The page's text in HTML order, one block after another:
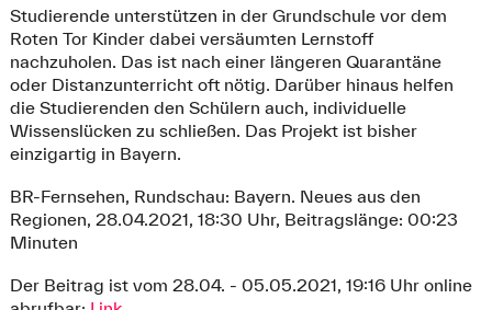
Studierende unterstützen in der Grundschule vor dem
Roten Tor Kinder dabei versäumten Lernstoff
nachzuholen. Das ist nach einer längeren Quarantäne
oder Distanzunterricht oft nötig. Darüber hinaus helfen
die Studierenden den Schülern auch, individuelle
Wissenslücken zu schließen. Das Projekt ist bisher
einzigartig in Bayern.
BR-Fernsehen, Rundschau: Bayern. Neues aus den
Regionen, 28.04.2021, 18:30 Uhr, Beitragslänge: 00:23
Minuten
Der Beitrag ist vom 28.04. - 05.05.2021, 19:16 Uhr online